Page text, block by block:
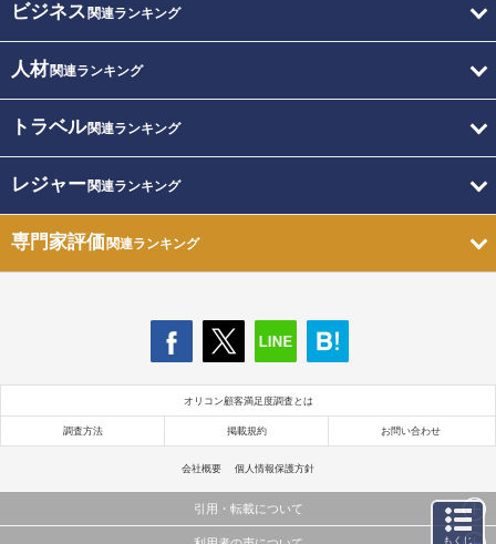
ビジネス 関連ランキング
人材関連ランキング
トラベル関連ランキング
レジャー関連ランキング
専門家評価関連ランキング
オリコン顧客満足度調査とは
調査方法 掲載規約 お問い合わせ
会社概要 個人情報保護方針
引用・転載について
もくじ